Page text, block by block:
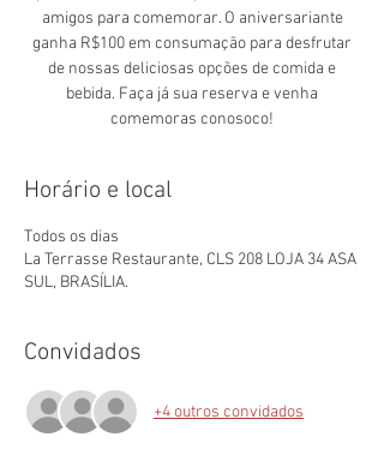
amigos para comemorar. O aniversariante
ganha R$100 em consumação para desfrutar
de nossas deliciosas opções de comida e
bebida. Faça já sua reserva e venha
comemoras conosoco!
Horário e local
Todos os dias
La Terrasse Restaurante, CLS 208 LOJA 34 ASA
SUL, BRASÍLIA.
Convidados
+4 outros convidados